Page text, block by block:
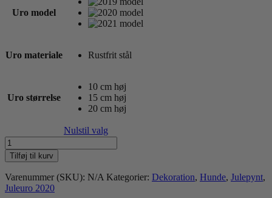
Uro model
Uro materiale Rustfrit stål
Uro størrelse
10 cm høj
15 cm høj
20 cm høj
Nulstil valg
Cocker
spaniel
juleuro
antal
Tilføj til kurv
Varenummer (SKU): N/A Kategorier: Dekoration, Hunde, Julepynt,
Juleuro 2020